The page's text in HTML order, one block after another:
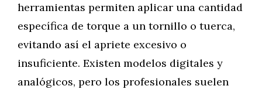
herramientas permiten aplicar una cantidad
específica de torque a un tornillo o tuerca,
evitando así el apriete excesivo o
insuficiente. Existen modelos digitales y
analógicos, pero los profesionales suelen